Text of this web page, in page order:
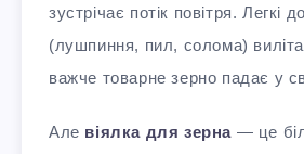
зустрічає потік повітря. Легкі
(лушпиння, пил, солома)
важче товарне зерно падає у
Але віялка для зерна — це